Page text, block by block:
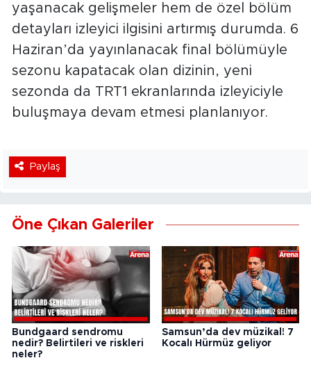
yaşanacak gelişmeler hem de özel bölüm
detayları izleyici ilgisini artırmış durumda. 6
Haziran’da yayınlanacak final bölümüyle
sezonu kapatacak olan dizinin, yeni
sezonda da TRT1 ekranlarında izleyiciyle
buluşmaya devam etmesi planlanıyor.
Paylaş
Öne Çıkan Galeriler
Bundgaard sendromu
nedir? Belirtileri ve riskleri
neler?
Samsun’da dev müzikal! 7
Kocalı Hürmüz geliyor